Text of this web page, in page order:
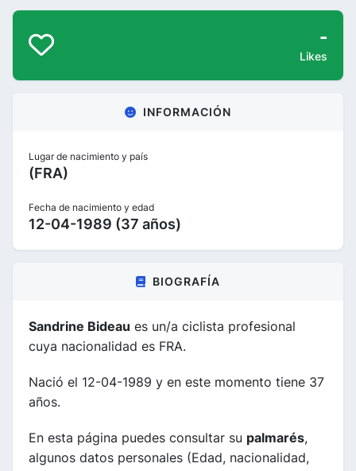
-
Likes
INFORMACIÓN
Lugar de nacimiento y país
(FRA)
Fecha de nacimiento y edad
12-04-1989 (37 años)
BIOGRAFÍA
Sandrine Bideau es un/a ciclista profesional
cuya nacionalidad es FRA.
Nació el 12-04-1989 y en este momento tiene 37
años.
En esta página puedes consultar su palmarés,
algunos datos personales (Edad, nacionalidad,